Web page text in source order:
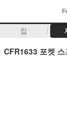
집
CFR1633 포켓